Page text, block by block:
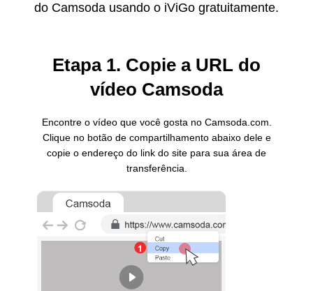
do Camsoda usando o iViGo gratuitamente.
Etapa 1. Copie a URL do
vídeo Camsoda
Encontre o vídeo que você gosta no Camsoda.com.
Clique no botão de compartilhamento abaixo dele e
copie o endereço do link do site para sua área de
transferência.